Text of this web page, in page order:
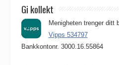
Gi kollekt
Menigheten trenger ditt
Vipps 534797
Bankkontonr. 3000.16.55864